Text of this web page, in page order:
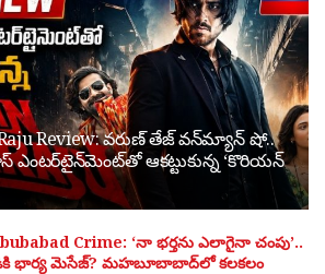
Review: వరుణ్ తేజ్ వన్‌మ్యాన్ షో..
ఆకట్టుకున్న ‘కొరియన్
Crime: ‘నా భర్తను ఎలాగైనా చంపు’..
భార్య మెసేజ్? మహబూబాబాద్‌లో కలకలం